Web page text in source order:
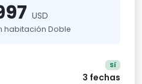
USD
habitación Doble
Sí
3 fechas